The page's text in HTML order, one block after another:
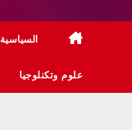
السياسية
علوم وتكنلوجيا